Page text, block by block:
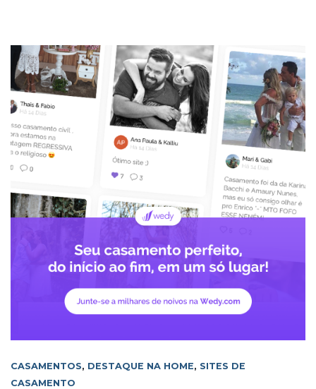
CASAMENTOS, DESTAQUE NA HOME, SITES DE
CASAMENTO